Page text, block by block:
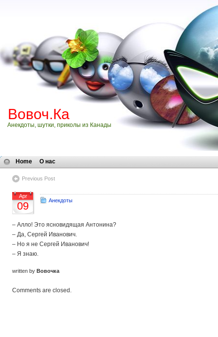
Вовоч.Ка
Анекдоты, шутки, приколы из Канады
Home О нас
Previous Post
Apr
09 Анекдоты
– Алло! Это ясновидящая Антонина?
– Да, Сергей Иванович.
– Но я не Сергей Иванович!
– Я знаю.
written by Вовочка
Comments are closed.